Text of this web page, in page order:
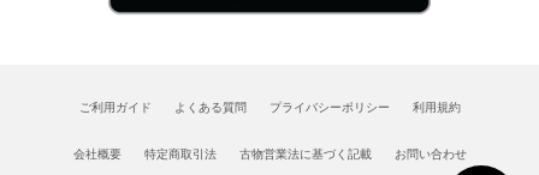
ご利用ガイド よくある質問 プライバシーポリシー 利用規約
会社概要 特定商取引法 古物営業法に基づく記載 お問い合わせ